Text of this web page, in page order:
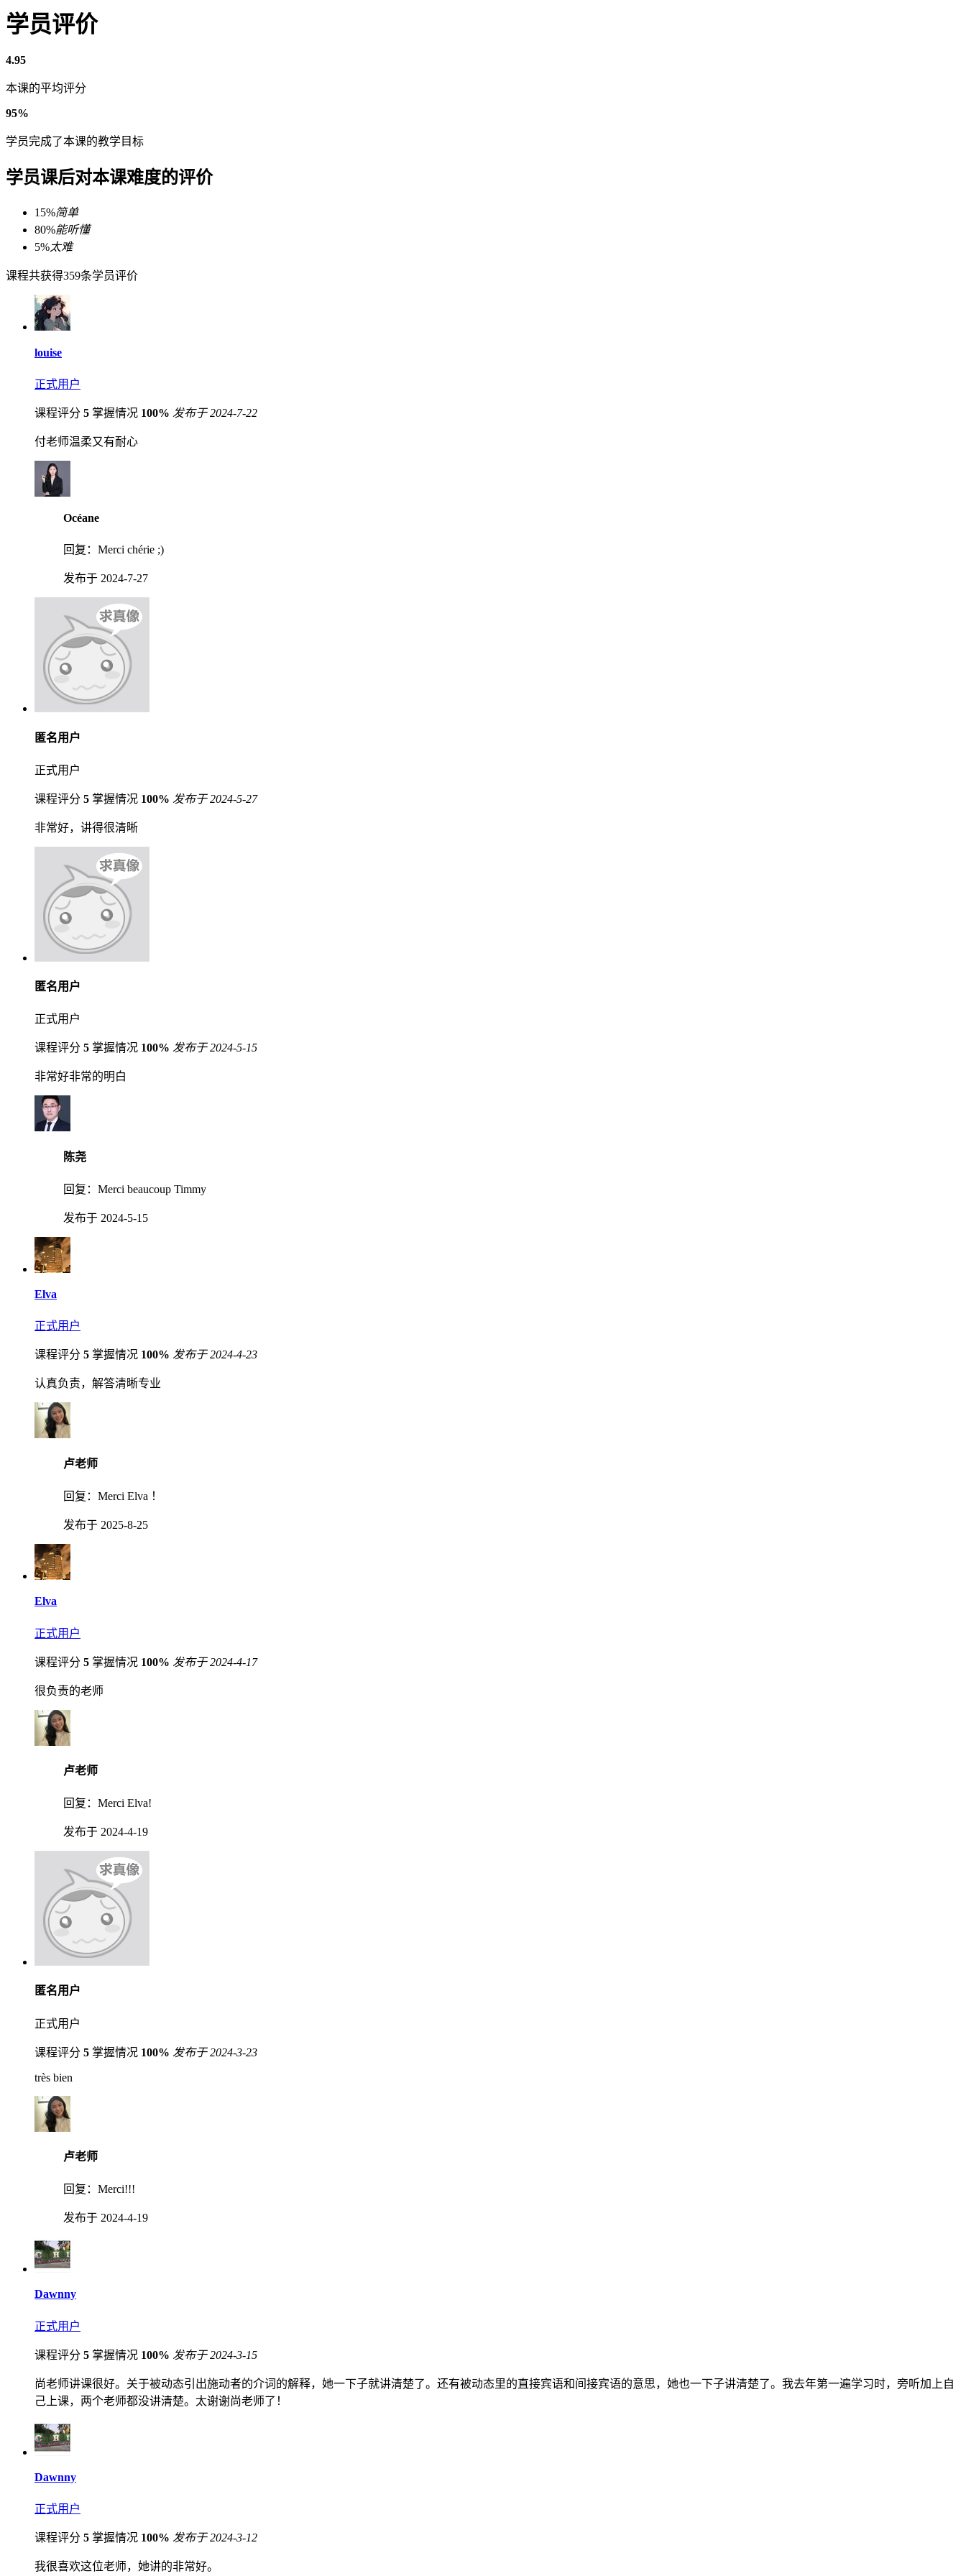
学员评价
4.95
本课的平均评分
95%
学员完成了本课的教学目标
学员课后对本课难度的评价
15%简单
80%能听懂
5%太难
课程共获得359条学员评价
louise
正式用户
课程评分 5 掌握情况 100% 发布于 2024-7-22
付老师温柔又有耐心
Océane
回复： Merci chérie ;)
发布于 2024-7-27
匿名用户
正式用户
课程评分 5 掌握情况 100% 发布于 2024-5-27
非常好，讲得很清晰
匿名用户
正式用户
课程评分 5 掌握情况 100% 发布于 2024-5-15
非常好非常的明白
陈尧
回复： Merci beaucoup Timmy
发布于 2024-5-15
Elva
正式用户
课程评分 5 掌握情况 100% 发布于 2024-4-23
认真负责，解答清晰专业
卢老师
回复： Merci Elva ！
发布于 2025-8-25
Elva
正式用户
课程评分 5 掌握情况 100% 发布于 2024-4-17
很负责的老师
卢老师
回复： Merci Elva!
发布于 2024-4-19
匿名用户
正式用户
课程评分 5 掌握情况 100% 发布于 2024-3-23
très bien
卢老师
回复： Merci!!!
发布于 2024-4-19
Dawnny
正式用户
课程评分 5 掌握情况 100% 发布于 2024-3-15
尚老师讲课很好。关于被动态引出施动者的介词的解释，她一下子就讲清楚了。还有被动态里的直接宾语和间接宾语的意思，她也一下子讲清楚了。我去年第一遍学习时，旁听加上自
己上课，两个老师都没讲清楚。太谢谢尚老师了！
Dawnny
正式用户
课程评分 5 掌握情况 100% 发布于 2024-3-12
我很喜欢这位老师，她讲的非常好。